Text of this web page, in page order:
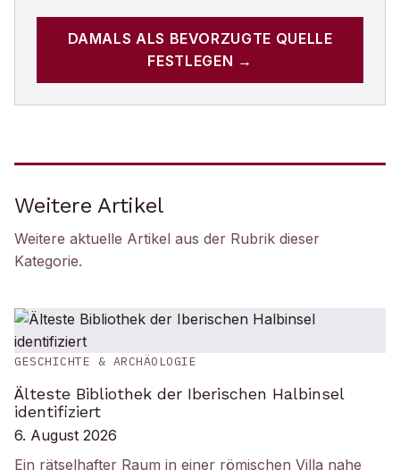
DAMALS ALS BEVORZUGTE QUELLE
FESTLEGEN →
Weitere Artikel
Weitere aktuelle Artikel aus der Rubrik dieser
Kategorie.
GESCHICHTE & ARCHÄOLOGIE
Älteste Bibliothek der Iberischen Halbinsel
identifiziert
6. August 2026
Ein rätselhafter Raum in einer römischen Villa nahe